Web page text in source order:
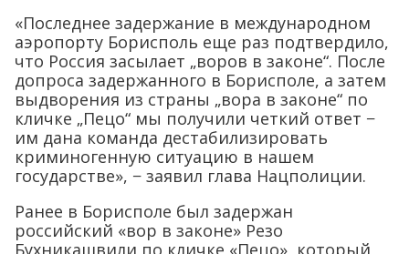
«Последнее задержание в международном
аэропорту Борисполь еще раз подтвердило,
что Россия засылает „воров в законе“. После
допроса задержанного в Борисполе, а затем
выдворения из страны „вора в законе“ по
кличке „Пецо“ мы получили четкий ответ −
им дана команда дестабилизировать
криминогенную ситуацию в нашем
государстве», − заявил глава Нацполиции.
Ранее в Борисполе был задержан
российский «вор в законе» Резо